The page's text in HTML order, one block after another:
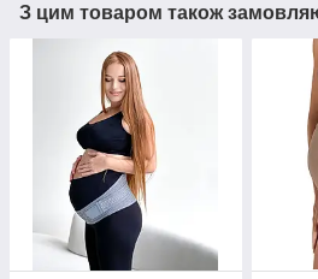
З цим товаром також